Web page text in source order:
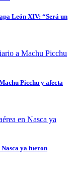
León XIV: “Será un
Picchu y afecta
ya fueron